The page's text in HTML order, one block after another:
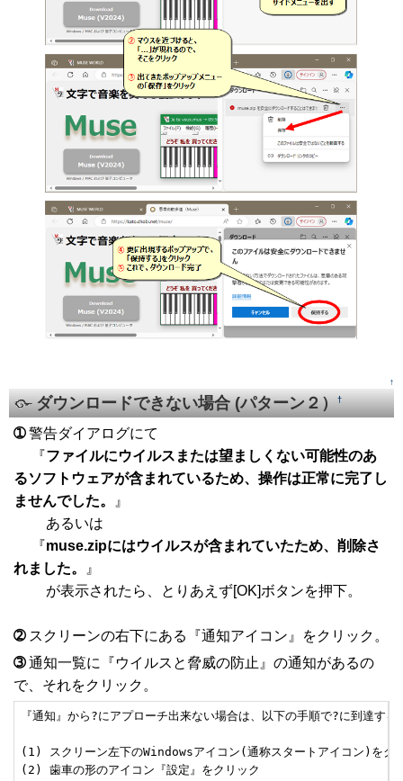
↑
ダウンロードできない場合 (パターン２）†
➀警告ダイアログにて
『ファイルにウイルスまたは望ましくない可能性のあ
るソフトウェアが含まれているため、操作は正常に完了し
ませんでした。
』
あるいは
『muse.zipにはウイルスが含まれていたため、削除さ
れました。
』
が表示されたら、とりあえず[OK]ボタンを押下。
➁スクリーンの右下にある『通知アイコン』をクリック。
➂通知一覧に『ウイルスと脅威の防止』の通知があるの
で、それをクリック。
『通知』から?にアプローチ出来ない場合は、以下の手順で?に到達する
(1) スクリーン左下のWindowsアイコン(通称スタートアイコン)をク
(2) 歯車の形のアイコン『設定』をクリック